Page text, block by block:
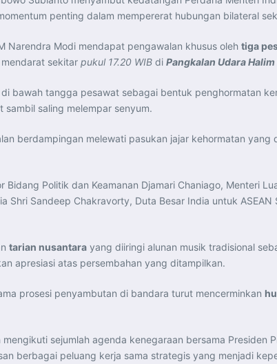
penting dalam mempererat hubungan bilateral
Narendra Modi mendapat pengawalan khusus oleh tiga
sekitar pukul 17.20 WIB di Pangkalan Udara
bawah tangga pesawat sebagai bentuk penghormatan
saling melempar senyum.
berdampingan melewati pasukan jajar kehormatan
Politik dan Keamanan Djamari Chaniago, Menteri
Shri Sandeep Chakravorty, Duta Besar India untuk
tarian nusantara yang diiringi alunan musik tradisional
apresiasi atas persembahan yang ditampilkan.
prosesi penyambutan di bandara turut mencerminkan
sejumlah agenda kenegaraan bersama Presiden
berbagai peluang kerja sama strategis yang menjadi